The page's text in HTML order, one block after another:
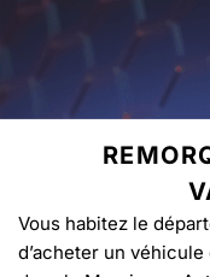
Vous habitez le
d’acheter un